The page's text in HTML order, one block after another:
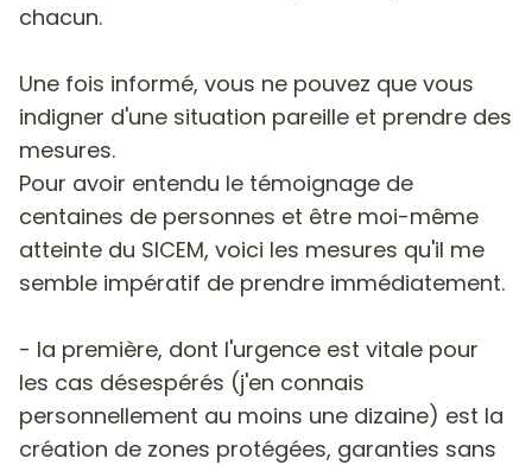
chacun.
Une fois informé, vous ne pouvez que vous
indigner d'une situation pareille et prendre des
mesures.
Pour avoir entendu le témoignage de
centaines de personnes et être moi-même
atteinte du SICEM, voici les mesures qu'il me
semble impératif de prendre immédiatement.
- la première, dont l'urgence est vitale pour
les cas désespérés (j'en connais
personnellement au moins une dizaine) est la
création de zones protégées, garanties sans